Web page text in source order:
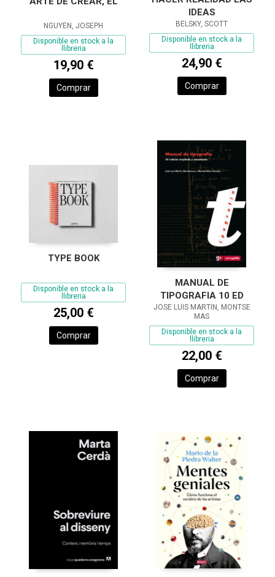
NGUYEN, JOSEPH
Disponible en stock a la
llibreria
19,90 €
Comprar
IDEAS
BELSKY, SCOTT
Disponible en stock a la
llibreria
24,90 €
Comprar
TYPE BOOK
Disponible en stock a la
llibreria
25,00 €
Comprar
MANUAL DE
TIPOGRAFIA 10 ED
JOSE LUIS MARTIN, MONTSE
MAS
Disponible en stock a la
llibreria
22,00 €
Comprar